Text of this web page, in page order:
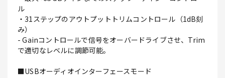
ル
・31ステップのアウトプットトリムコントロール（1dB刻
み）
- Gainコントロールで信号をオーバードライブさせ、Trim
で適切なレベルに調節可能。
■USBオーディオインターフェースモード